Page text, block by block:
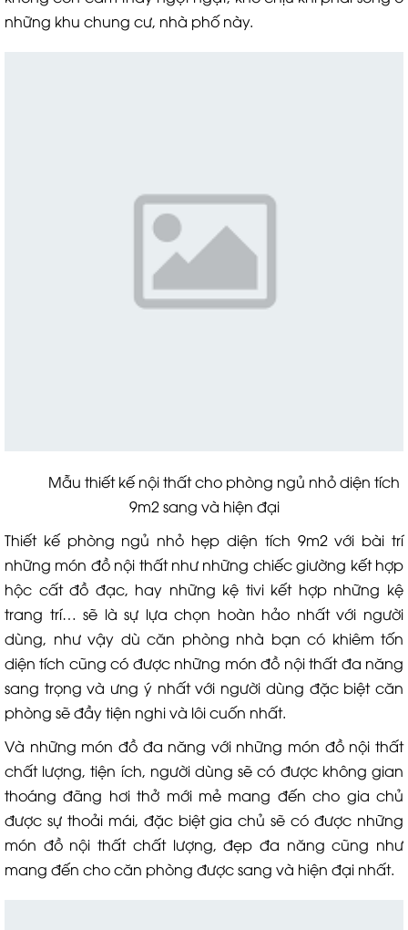
những khu chung cư, nhà phố này.
Mẫu thiết kế nội thất cho phòng ngủ nhỏ diện tích
9m2 sang và hiện đại
Thiết kế phòng ngủ nhỏ hẹp diện tích 9m2 với bài trí
những món đồ nội thất như những chiếc giường kết hợp
hộc cất đồ đạc, hay những kệ tivi kết hợp những kệ
trang trí… sẽ là sự lựa chọn hoàn hảo nhất với người
dùng, như vậy dù căn phòng nhà bạn có khiêm tốn
diện tích cũng có được những món đồ nội thất đa năng
sang trọng và ưng ý nhất với người dùng đặc biệt căn
phòng sẽ đầy tiện nghi và lôi cuốn nhất.
Và những món đồ đa năng với những món đồ nội thất
chất lượng, tiện ích, người dùng sẽ có được không gian
thoáng đãng hơi thở mới mẻ mang đến cho gia chủ
được sự thoải mái, đặc biệt gia chủ sẽ có được những
món đồ nội thất chất lượng, đẹp đa năng cũng như
mang đến cho căn phòng được sang và hiện đại nhất.